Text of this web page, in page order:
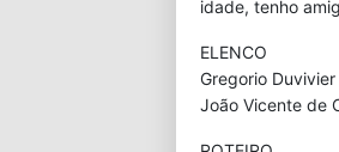
idade, tenho
ELENCO
Gregorio Duvivier
João Vicente de